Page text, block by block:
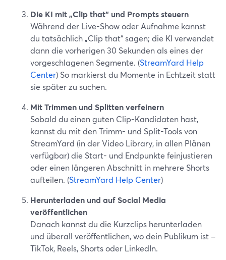
Die KI mit „Clip that“ und Prompts steuern
Während der Live-Show oder Aufnahme kannst
du tatsächlich „Clip that“ sagen; die KI verwendet
dann die vorherigen 30 Sekunden als eines der
vorgeschlagenen Segmente. (StreamYard Help
Center) So markierst du Momente in Echtzeit statt
sie später zu suchen.
Mit Trimmen und Splitten verfeinern
Sobald du einen guten Clip-Kandidaten hast,
kannst du mit den Trimm- und Split-Tools von
StreamYard (in der Video Library, in allen Plänen
verfügbar) die Start- und Endpunkte feinjustieren
oder einen längeren Abschnitt in mehrere Shorts
aufteilen. (StreamYard Help Center)
Herunterladen und auf Social Media
veröffentlichen
Danach kannst du die Kurzclips herunterladen
und überall veröffentlichen, wo dein Publikum ist –
TikTok, Reels, Shorts oder LinkedIn.